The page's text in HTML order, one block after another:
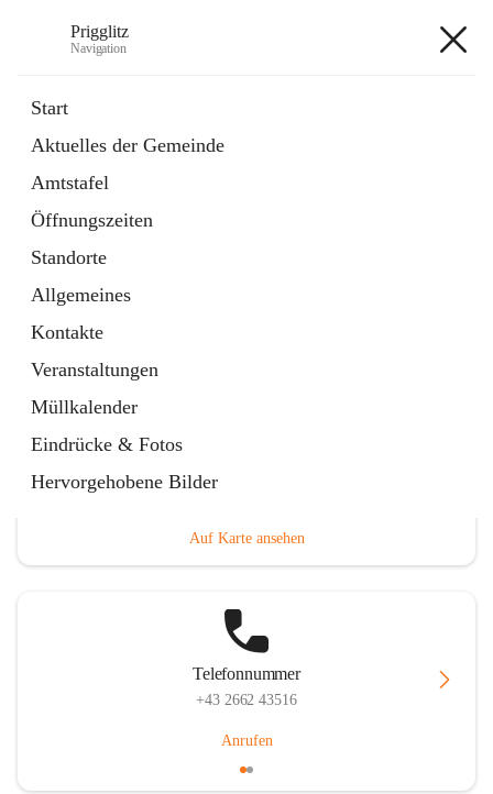
Prigglitz
Navigation
Start
Aktuelles der Gemeinde
Amtstafel
Öffnungszeiten
Standorte
Allgemeines
Kontakte
Veranstaltungen
Müllkalender
Eindrücke & Fotos
Hervorgehobene Bilder
Externe Webseite
in
Tab
Gemeindezeitung
Ordner
öffnet
in
neuem
Tab
Hauptadresse
Auf Karte ansehen
Telefonnummer
+43 2662 43516
Anrufen